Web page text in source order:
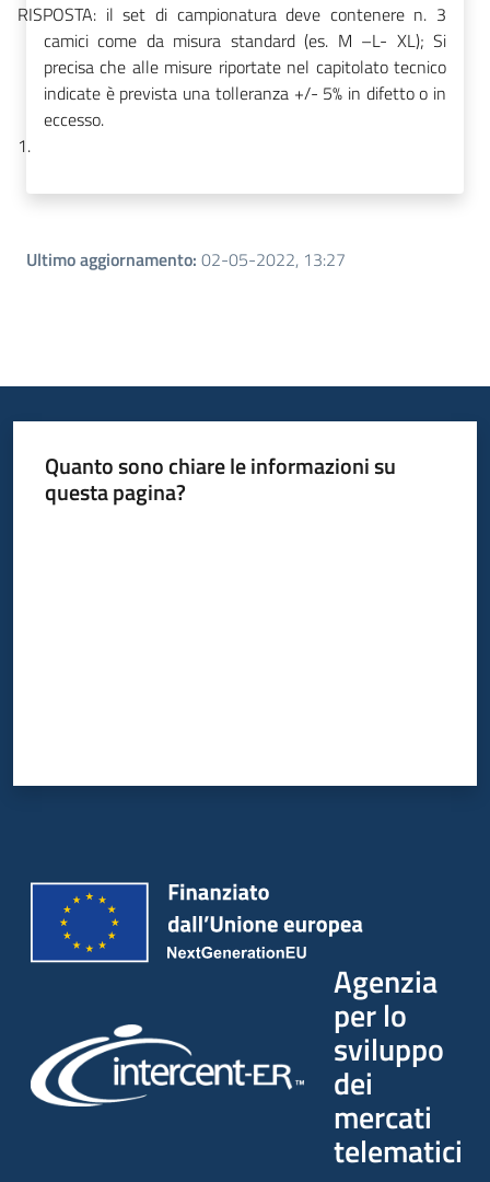
RISPOSTA: il set di campionatura deve contenere n. 3
camici come da misura standard (es. M –L- XL); Si
precisa che alle misure riportate nel capitolato tecnico
indicate è prevista una tolleranza +/- 5% in difetto o in
eccesso.
1.
Ultimo aggiornamento: 02-05-2022, 13:27
Quanto sono chiare le informazioni su
questa pagina?
Agenzia
per lo
sviluppo
dei
mercati
telematici